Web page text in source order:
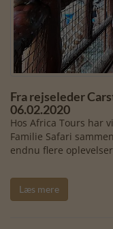
Fra rejseleder
06.02.2020
Hos Africa Tours har
Familie Safari
endnu flere
Læs mere